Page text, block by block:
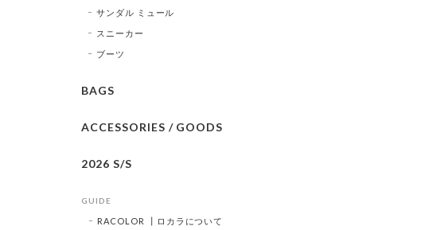
サンダル ミュール
スニーカー
ブーツ
BAGS
ACCESSORIES / GOODS
2026 S/S
GUIDE
RACOLOR ┃ロカラについて